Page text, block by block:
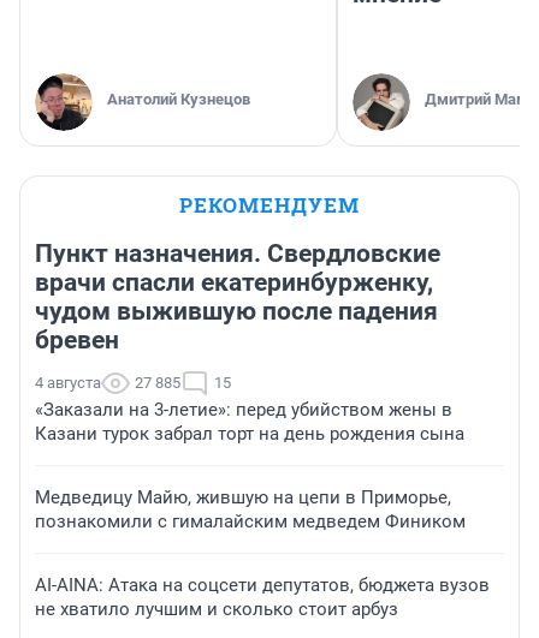
Анатолий Кузнецов Дмитрий
РЕКОМЕНДУЕМ
Пункт назначения. Свердловские
врачи спасли екатеринбурженку,
чудом выжившую после падения
бревен
4 августа 27 885 15
«Заказали на 3-летие»: перед убийством жены в
Казани турок забрал торт на день рождения сына
Медведицу Майю, жившую на цепи в Приморье,
познакомили с гималайским медведем Фиником
AI-AINA: Атака на соцсети депутатов, бюджета вузов
не хватило лучшим и сколько стоит арбуз